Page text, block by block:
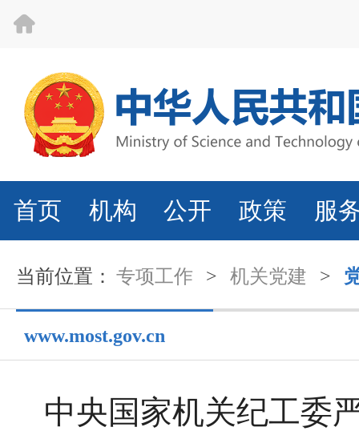
首页 机构 公开 政策 服
当前位置： 专项工作 > 机关党建 >
www.most.gov.cn
中央国家机关纪工委